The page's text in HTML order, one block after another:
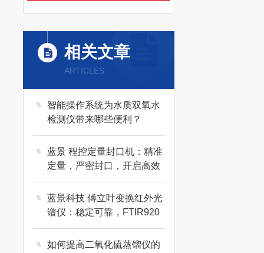
相关文章
ARTICLES
智能操作系统为水质双氧水
检测仪带来哪些便利？
蓝景 程控定量封口机：精准
定量，严密封口，开启高效
包装时代
蓝景科技 傅立叶变换红外光
谱仪：稳定可靠，FTIR920
值得信赖
如何提高二氧化硫蒸馏仪的